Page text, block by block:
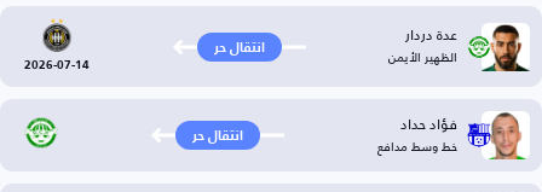
عدة دردار
الظهير الأيمن انتقال حر
2026-07-14
فؤاد حداد
خط وسط مدافع انتقال حر